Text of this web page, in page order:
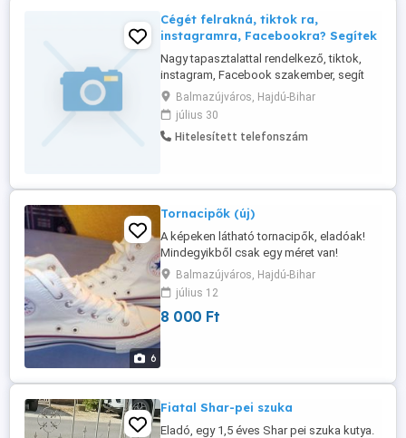
Cégét felrakná, tiktok ra,
instagramra, Facebookra? Segítek
Nagy tapasztalattal rendelkező, tiktok,
instagram, Facebook szakember, segít
megreklámozni cégét. 06703842651
Balmazújváros, Hajdú-Bihar
július 30
Hitelesített telefonszám
6
Tornacipők (új)
A képeken látható tornacipők, eladóak!
Mindegyikből csak egy méret van!
MÉRETEK! -Magas szárú FEHÉR: 36-s. -
Magas szárú FEKETE: 37-s -Rövid szárú
KÉK: 39-s. -Rövid szárú FEHÉR: 40-s. -
Magas szárú TEREP: 40-s. -Magas szárú
Balmazújváros, Hajdú-Bihar
július 12
8 000 Ft
Fiatal Shar-pei szuka
Eladó, egy 1,5 éves Shar pei szuka kutya.